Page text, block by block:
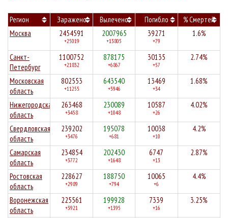
Регион Заражено Вылечено Погибло
% Смертей
Москва
2454591
+25019
2007965
+13805
39271
+79
1.6%
Санкт-
Петербург
1100752
+21832
878175
+6867
30135
+57
2.74%
Московская
область
802553
+11255
643540
+5946
13469
+34
1.68%
Нижегородская
область
263468
+3458
230089
+1048
10587
+26
4.02%
Свердловская
область
239202
+3476
195078
+681
10038
+10
4.2%
Самарская
область
234854
+3772
202430
+1648
6747
+13
2.87%
Ростовская
область
228627
+2989
188750
+794
10065
+6
4.4%
Воронежская
область
225561
+3921
199928
+1395
7339
+16
3.25%